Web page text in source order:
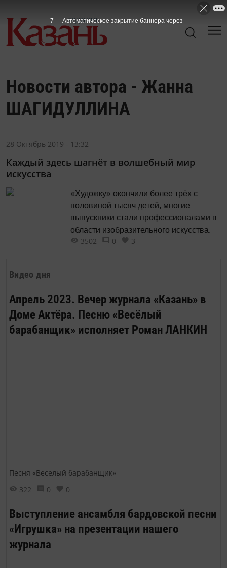
Видео дня
Апрель 2023. Вечер журнала «Казань» в
Доме Актёра. Песню «Весёлый
барабанщик» исполняет Роман ЛАНКИН
Песня «Веселый барабанщик»
322
0 0
Выступление ансамбля бардовской песни
«Игрушка» на презентации нашего
журнала
Новости автора - Жанна
ШАГИДУЛЛИНА
28 Октябрь 2019 - 13:32
Каждый здесь шагнёт в волшебный мир
искусства
«Художку» окончили более трёх с
половиной тысяч детей, многие
выпускники стали профессионалами в
области изобразительного искусства.
3502 0 3
7 Автоматическое закрытие баннера через